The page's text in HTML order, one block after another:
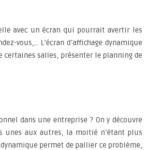
avec un écran qui pourrait avertir les
vous,… L’écran d’affichage dynamique
salles, présenter le planning de
dans une entreprise ? On y découvre
unes aux autres, la moitié n’étant plus
permet de pallier ce problème,